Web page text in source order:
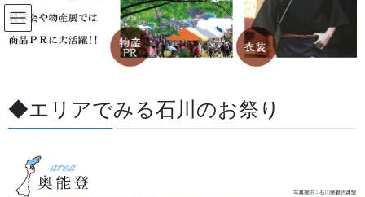
コ
ン
テ
移
動
ナ
ビ
ゲ
ン
に
すべての記事
すべての記事 お祭用品・品目
お祭備品と豆知識
2025/05/30 / 最終更新日 :
◆エリアでみる石川のお祭り